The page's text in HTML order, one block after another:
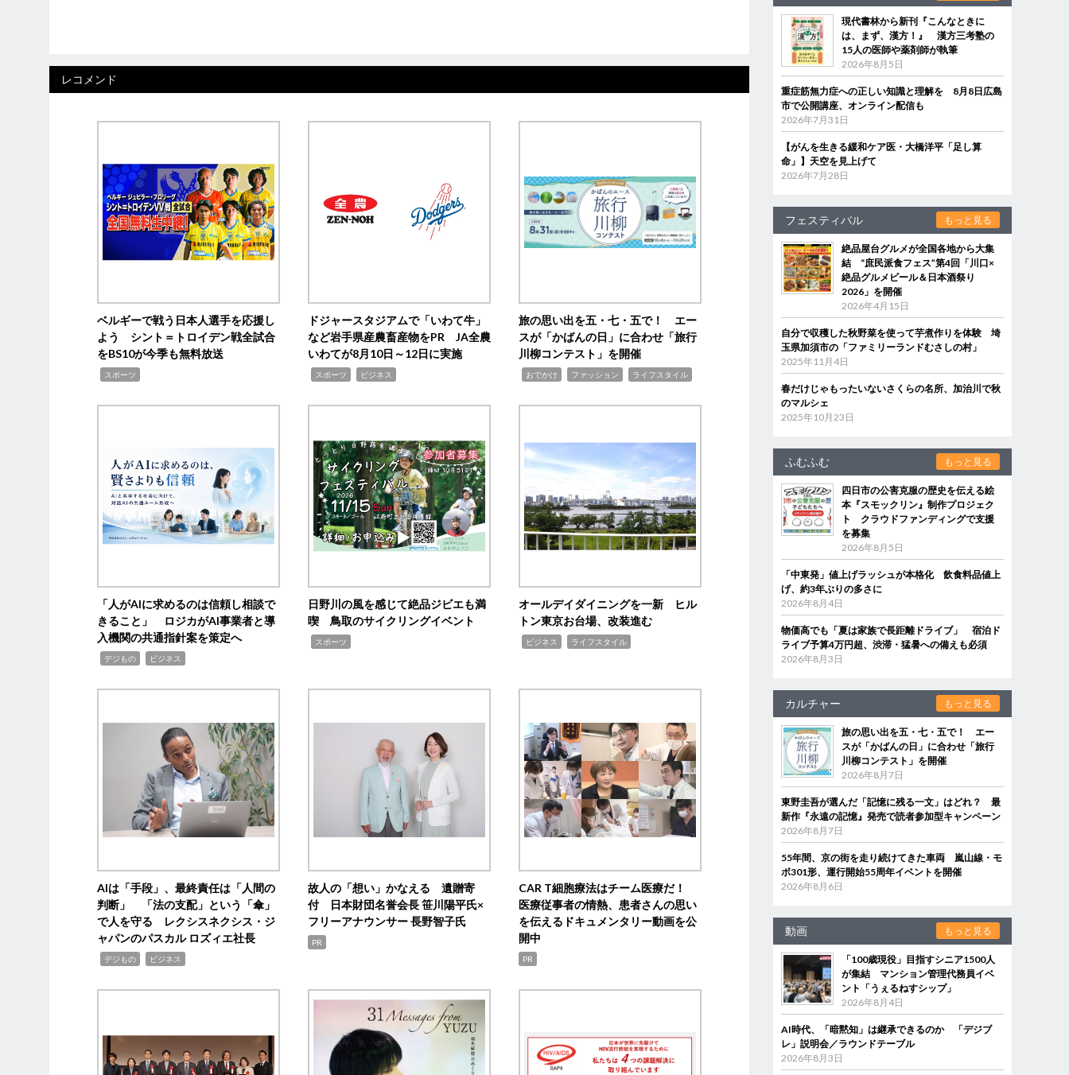
レコメンド
ベルギーで戦う日本人選手を応援し
よう シント＝トロイデン戦全試合
をBS10が今季も無料放送
スポーツ
ドジャースタジアムで「いわて牛」
など岩手県産農畜産物をPR JA全農
いわてが8月10日～12日に実施
スポーツ ビジネス
旅の思い出を五・七・五で！ エー
スが「かばんの日」に合わせ「旅行
川柳コンテスト」を開催
おでかけ ファッション ライフスタイル
「人がAIに求めるのは信頼し相談で
きること」 ロジカがAI事業者と導
入機関の共通指針案を策定へ
デジもの ビジネス
日野川の風を感じて絶品ジビエも満
喫 鳥取のサイクリングイベント
スポーツ
オールデイダイニングを一新 ヒル
トン東京お台場、改装進む
ビジネス ライフスタイル
AIは「手段」、最終責任は「人間の
判断」 「法の支配」という「傘」
で人を守る レクシスネクシス・ジ
ャパンのパスカル ロズィエ社長
デジもの ビジネス
故人の「想い」かなえる 遺贈寄
付 日本財団名誉会長 笹川陽平氏×
フリーアナウンサー 長野智子氏
PR
CAR T細胞療法はチーム医療だ！
医療従事者の情熱、患者さんの思い
を伝えるドキュメンタリー動画を公
開中
PR
現代書林から新刊『こんなときに
は、まず、漢方！』 漢方三考塾の
15人の医師や薬剤師が執筆
2026年8月5日
重症筋無力症への正しい知識と理解を 8月8日広島
市で公開講座、オンライン配信も
2026年7月31日
【がんを生きる緩和ケア医・大橋洋平「足し算
命」】天空を見上げて
2026年7月28日
フェスティバル もっと見る
絶品屋台グルメが全国各地から大集
結 “庶民派食フェス”第4回「川口×
絶品グルメビール＆日本酒祭り
2026」を開催
2026年4月15日
自分で収穫した秋野菜を使って芋煮作りを体験 埼
玉県加須市の「ファミリーランドむさしの村」
2025年11月4日
春だけじゃもったいないさくらの名所、加治川で秋
のマルシェ
2025年10月23日
ふむふむ もっと見る
四日市の公害克服の歴史を伝える絵
本『スモックリン』制作プロジェク
ト クラウドファンディングで支援
を募集
2026年8月5日
「中東発」値上げラッシュが本格化 飲食料品値上
げ、約3年ぶりの多さに
2026年8月4日
物価高でも「夏は家族で長距離ドライブ」 宿泊ド
ライブ予算4万円超、渋滞・猛暑への備えも必須
2026年8月3日
カルチャー もっと見る
旅の思い出を五・七・五で！ エー
スが「かばんの日」に合わせ「旅行
川柳コンテスト」を開催
2026年8月7日
東野圭吾が選んだ「記憶に残る一文」はどれ？ 最
新作『永遠の記憶』発売で読者参加型キャンペーン
2026年8月7日
55年間、京の街を走り続けてきた車両 嵐山線・モ
ボ301形、運行開始55周年イベントを開催
2026年8月6日
動画 もっと見る
「100歳現役」目指すシニア1500人
が集結 マンション管理代務員イベ
ント「うぇるねすシップ」
2026年8月4日
AI時代、「暗黙知」は継承できるのか 「デジブ
レ」説明会／ラウンドテーブル
2026年8月3日